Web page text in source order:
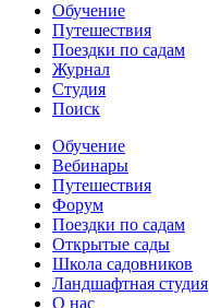
Обучение
Путешествия
Поездки по садам
Журнал
Студия
Поиск
Обучение
Вебинары
Путешествия
Форум
Поездки по садам
Открытые сады
Школа садовников
Ландшафтная студия
О нас